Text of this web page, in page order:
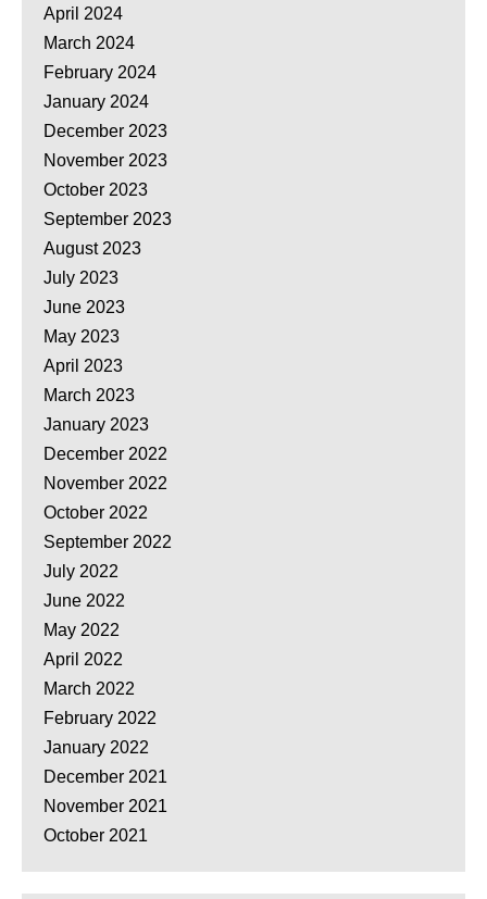
April 2024
March 2024
February 2024
January 2024
December 2023
November 2023
October 2023
September 2023
August 2023
July 2023
June 2023
May 2023
April 2023
March 2023
January 2023
December 2022
November 2022
October 2022
September 2022
July 2022
June 2022
May 2022
April 2022
March 2022
February 2022
January 2022
December 2021
November 2021
October 2021